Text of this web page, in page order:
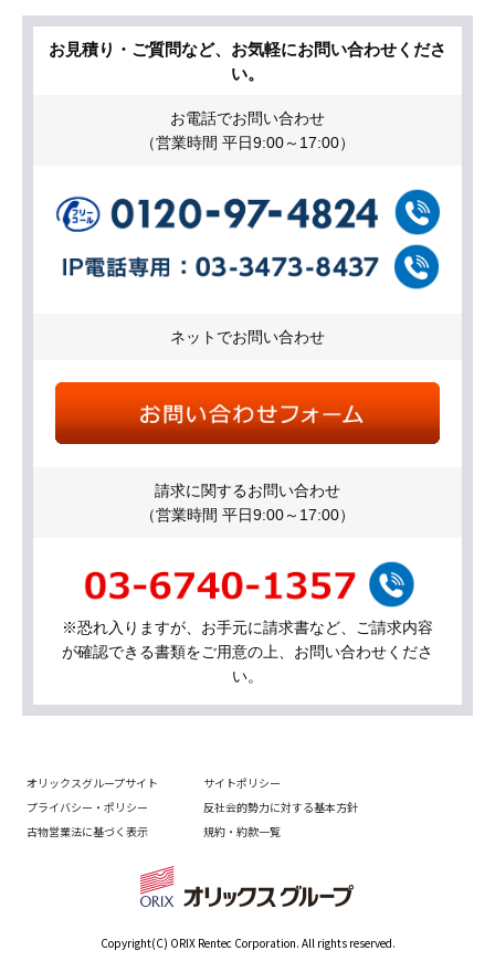
お見積り・ご質問など、お気軽にお問い合わせくださ
い。
お電話でお問い合わせ
（営業時間 平日9:00～17:00）
ネットでお問い合わせ
請求に関するお問い合わせ
（営業時間 平日9:00～17:00）
※恐れ入りますが、お手元に請求書など、ご請求内容
が確認できる書類をご用意の上、お問い合わせくださ
い。
オリックスグループサイト
サイトポリシー
プライバシー・ポリシー
反社会的勢力に対する基本方針
古物営業法に基づく表示
規約・約款一覧
Copyright(C) ORIX Rentec Corporation. All rights reserved.